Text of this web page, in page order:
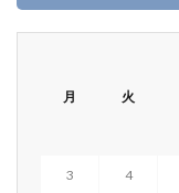
月 火
3 4